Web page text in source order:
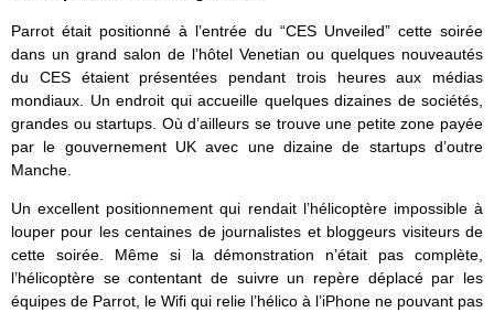
Parrot était positionné à l’entrée du “CES Unveiled” cette soirée
dans un grand salon de l’hôtel Venetian ou quelques nouveautés
du CES étaient présentées pendant trois heures aux médias
mondiaux. Un endroit qui accueille quelques dizaines de sociétés,
grandes ou startups. Où d’ailleurs se trouve une petite zone payée
par le gouvernement UK avec une dizaine de startups d’outre
Manche.
Un excellent positionnement qui rendait l’hélicoptère impossible à
louper pour les centaines de journalistes et bloggeurs visiteurs de
cette soirée. Même si la démonstration n’était pas complète,
l’hélicoptère se contentant de suivre un repère déplacé par les
équipes de Parrot, le Wifi qui relie l’hélico à l’iPhone ne pouvant pas